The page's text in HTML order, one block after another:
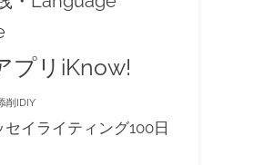
プリiKnow!
削IDIY
セイライティング100日